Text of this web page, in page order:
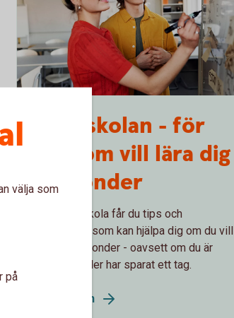
Fondskolan - för
dig som vill lära dig
om fonder
I vår Fondskola får du tips och
information som kan hjälpa dig om du vill
investera i fonder - oavsett om du är
nybörjare eller har sparat ett tag.
Fondskolan
välja som
på